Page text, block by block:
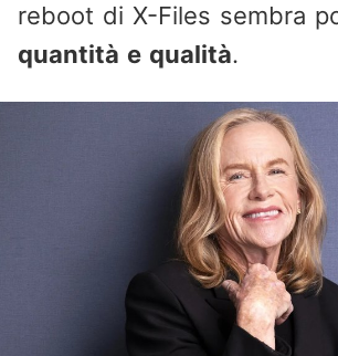
reboot di X-Files sembra
quantità e qualità.